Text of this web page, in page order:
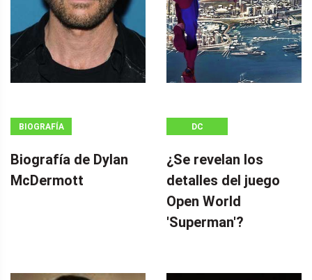
BIOGRAFÍA
Biografía de Dylan
McDermott
DC
¿Se revelan los
detalles del juego
Open World
'Superman'?